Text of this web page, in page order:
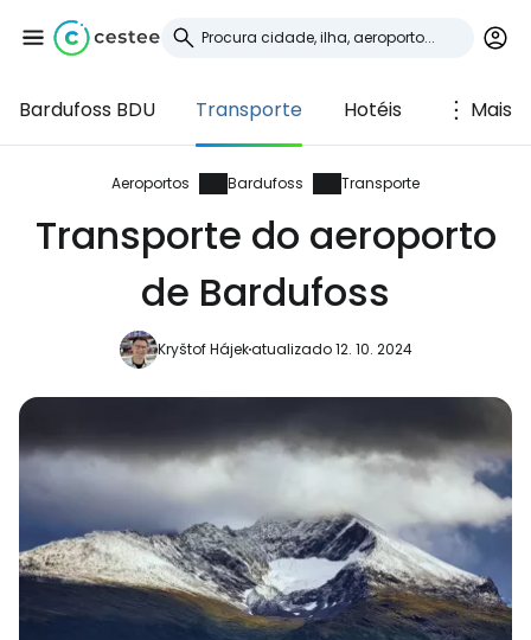
Bardufoss BDU Transporte Hotéis Mais
Aeroportos Bardufoss Transporte
Transporte do aeroporto
de Bardufoss
Kryštof Hájekatualizado 12. 10. 2024
Iniciar sessão no
Cestee
... a comunidade mundial de viajantes
Continuar com o Facebook
Continuar com o correio
eletrónico